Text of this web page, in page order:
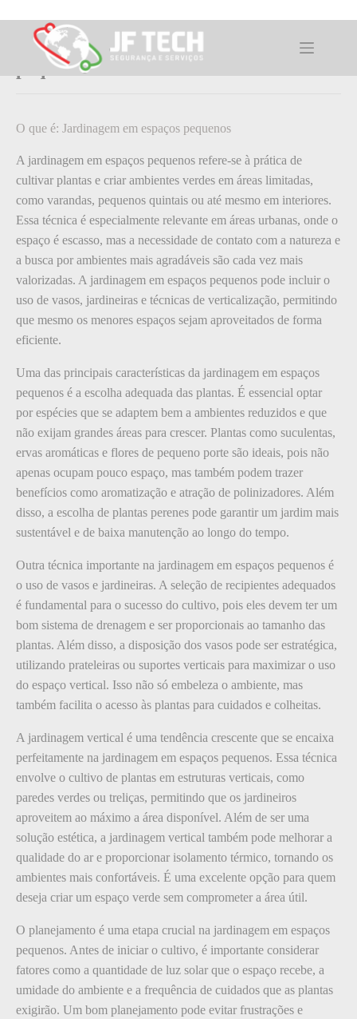
para
conteúdoO que é: Jardinagem em espaços
pequenos
O que é: Jardinagem em espaços pequenos
A jardinagem em espaços pequenos refere-se à prática de
cultivar plantas e criar ambientes verdes em áreas limitadas,
como varandas, pequenos quintais ou até mesmo em interiores.
Essa técnica é especialmente relevante em áreas urbanas, onde o
espaço é escasso, mas a necessidade de contato com a natureza e
a busca por ambientes mais agradáveis são cada vez mais
valorizadas. A jardinagem em espaços pequenos pode incluir o
uso de vasos, jardineiras e técnicas de verticalização, permitindo
que mesmo os menores espaços sejam aproveitados de forma
eficiente.
Uma das principais características da jardinagem em espaços
pequenos é a escolha adequada das plantas. É essencial optar
por espécies que se adaptem bem a ambientes reduzidos e que
não exijam grandes áreas para crescer. Plantas como suculentas,
ervas aromáticas e flores de pequeno porte são ideais, pois não
apenas ocupam pouco espaço, mas também podem trazer
benefícios como aromatização e atração de polinizadores. Além
disso, a escolha de plantas perenes pode garantir um jardim mais
sustentável e de baixa manutenção ao longo do tempo.
Outra técnica importante na jardinagem em espaços pequenos é
o uso de vasos e jardineiras. A seleção de recipientes adequados
é fundamental para o sucesso do cultivo, pois eles devem ter um
bom sistema de drenagem e ser proporcionais ao tamanho das
plantas. Além disso, a disposição dos vasos pode ser estratégica,
utilizando prateleiras ou suportes verticais para maximizar o uso
do espaço vertical. Isso não só embeleza o ambiente, mas
também facilita o acesso às plantas para cuidados e colheitas.
A jardinagem vertical é uma tendência crescente que se encaixa
perfeitamente na jardinagem em espaços pequenos. Essa técnica
envolve o cultivo de plantas em estruturas verticais, como
paredes verdes ou treliças, permitindo que os jardineiros
aproveitem ao máximo a área disponível. Além de ser uma
solução estética, a jardinagem vertical também pode melhorar a
qualidade do ar e proporcionar isolamento térmico, tornando os
ambientes mais confortáveis. É uma excelente opção para quem
deseja criar um espaço verde sem comprometer a área útil.
O planejamento é uma etapa crucial na jardinagem em espaços
pequenos. Antes de iniciar o cultivo, é importante considerar
fatores como a quantidade de luz solar que o espaço recebe, a
umidade do ambiente e a frequência de cuidados que as plantas
exigirão. Um bom planejamento pode evitar frustrações e